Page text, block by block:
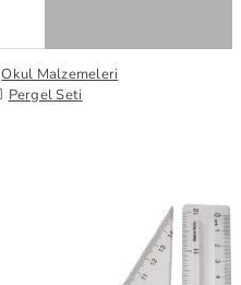
Okul Malzemeleri
Pergel Seti